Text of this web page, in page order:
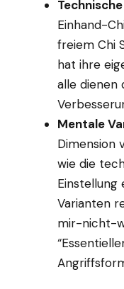
Einhand-
freiem Chi
hat ihre
alle dienen
Mentale
Dimension
wie die
Einstellung
Varianten
mir-nicht-